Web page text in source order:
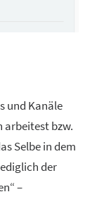
und Kanäle
arbeitest bzw.
Selbe in dem
der
–